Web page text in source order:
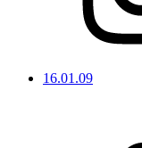
16.01.09